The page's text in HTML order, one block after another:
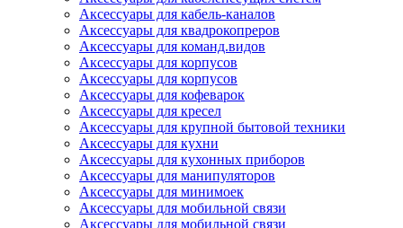
Аксессуары для кабель-каналов
Аксессуары для квадрокопреров
Аксессуары для команд.видов
Аксессуары для корпусов
Аксессуары для корпусов
Аксессуары для кофеварок
Аксессуары для кресел
Аксессуары для крупной бытовой техники
Аксессуары для кухни
Аксессуары для кухонных приборов
Аксессуары для манипуляторов
Аксессуары для минимоек
Аксессуары для мобильной связи
Аксессуары для мобильной связи